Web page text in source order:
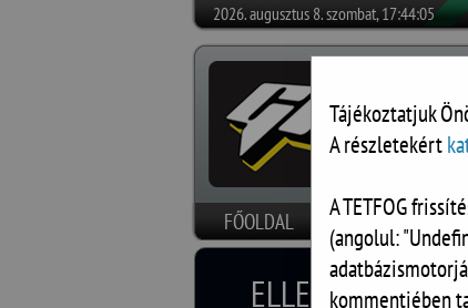
Tájékoztatjuk
A részletekért
A TETFOG
(angolul:
kommentjében
2026. augusztus 8. szombat, 17:44:05
FŐOLDAL HÍREK
ELLENŐRZŐ